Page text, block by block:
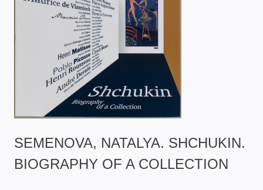
SEMENOVA, NATALYA. SHCHUKIN.
BIOGRAPHY OF A COLLECTION